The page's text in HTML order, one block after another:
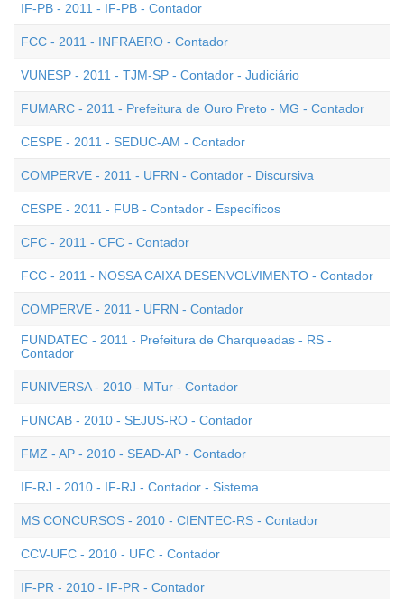
IF-PB - 2011 - IF-PB - Contador
FCC - 2011 - INFRAERO - Contador
VUNESP - 2011 - TJM-SP - Contador - Judiciário
FUMARC - 2011 - Prefeitura de Ouro Preto - MG - Contador
CESPE - 2011 - SEDUC-AM - Contador
COMPERVE - 2011 - UFRN - Contador - Discursiva
CESPE - 2011 - FUB - Contador - Específicos
CFC - 2011 - CFC - Contador
FCC - 2011 - NOSSA CAIXA DESENVOLVIMENTO - Contador
COMPERVE - 2011 - UFRN - Contador
FUNDATEC - 2011 - Prefeitura de Charqueadas - RS -
Contador
FUNIVERSA - 2010 - MTur - Contador
FUNCAB - 2010 - SEJUS-RO - Contador
FMZ - AP - 2010 - SEAD-AP - Contador
IF-RJ - 2010 - IF-RJ - Contador - Sistema
MS CONCURSOS - 2010 - CIENTEC-RS - Contador
CCV-UFC - 2010 - UFC - Contador
IF-PR - 2010 - IF-PR - Contador